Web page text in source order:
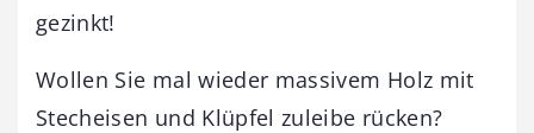
gezinkt!
Wollen Sie mal wieder massivem Holz mit
Stecheisen und Klüpfel zuleibe rücken?